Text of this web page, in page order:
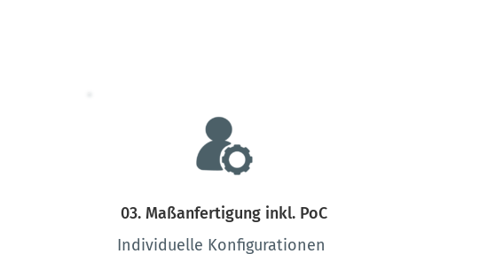
03. Maßanfertigung inkl. PoC
Individuelle Konfigurationen